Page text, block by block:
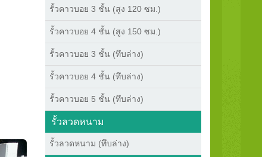
รั้วคาวบอย 3 ชั้น (สูง 120 ซม.)
รั้วคาวบอย 4 ชั้น (สูง 150 ซม.)
รั้วคาวบอย 3 ชั้น (ทึบล่าง)
รั้วคาวบอย 4 ชั้น (ทึบล่าง)
รั้วคาวบอย 5 ชั้น (ทึบล่าง)
รั้วลวดหนาม
รั้วลวดหนาม (ทึบล่าง)